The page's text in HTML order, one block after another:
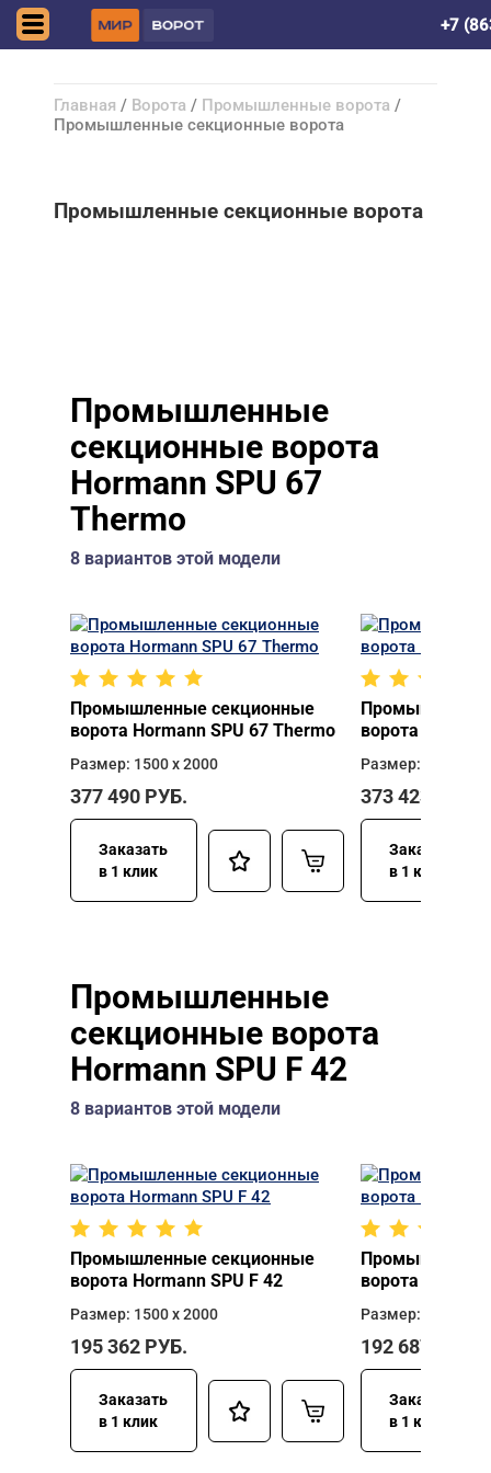
+7
Главная / Ворота / Промышленные ворота /
Промышленные секционные ворота
Промышленные секционные ворота
Промышленные
секционные ворота
Hormann SPU 67
Thermo
8 вариантов этой модели
Промышленные секционные
ворота Hormann SPU 67 Thermo
Размер: 1500 х 2000
377 490 РУБ.
Заказать
в 1 клик
ворота
Размер: 2500 х
373 423
Заказать
в 1 клик
Промышленные
секционные ворота
Hormann SPU F 42
8 вариантов этой модели
Промышленные секционные
ворота Hormann SPU F 42
Размер: 1500 х 2000
195 362 РУБ.
Заказать
в 1 клик
ворота
Размер: 2500 х
192 687
Заказать
в 1 клик